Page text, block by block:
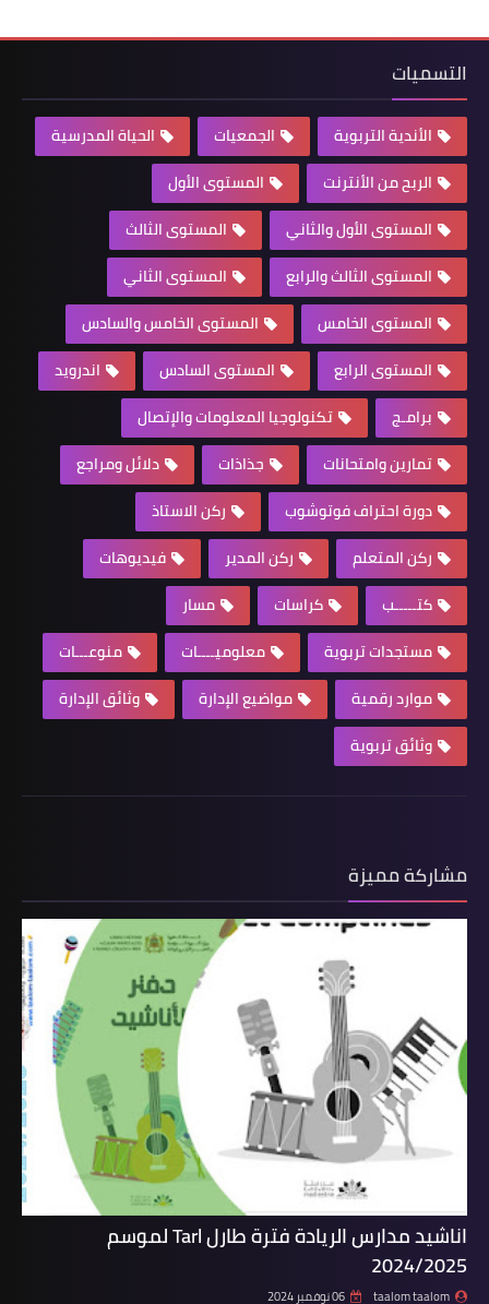
التسميات
الأندية التربوية الجمعيات
الحياة المدرسية
الربح من الأنترنت
المستوى الأول
المستوى الأول والثاني
المستوى الثالث
المستوى الثالث والرابع
المستوى الثاني
المستوى الخامس
المستوى الخامس والسادس
المستوى الرابع
المستوى السادس
اندرويد
برامـج
تكنولوجيا المعلومات والإتصال
تمارين وامتحانات
جذاذات
دلائل ومراجع
دورة احتراف فوتوشوب
ركن الاستاذ
ركن المتعلم
ركن المدير
فيديوهات
كتـــــب
كراسات
مسار
مستجدات تربوية
معلوميــــات
منوعـــات
موارد رقمية
مواضيع الإدارة
وثائق الإدارة
وثائق تربوية
مشاركة مميزة
اناشيد مدارس الريادة فترة طارل Tarl لموسم
2024/2025
taalom taalom 06 نوفمبر 2024